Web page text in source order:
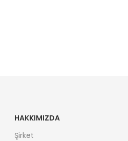
HAKKIMIZDA
Şirket